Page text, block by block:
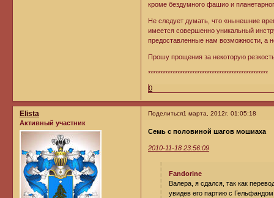
кроме бездумного фашио и
Не следует думать, что «нынешние
имеется совершенно уникальный
предоставленные нам возможности, а
Прошу прощения за некоторую
*************************************************
0
Поделиться1 марта, 2012г. 01:05:18
Elista
Активный участник
Семь с половиной шагов мошиаха
2010-11-18 23:56:09
Fandorine
Валера, я сдался, так как
увидев его партию с